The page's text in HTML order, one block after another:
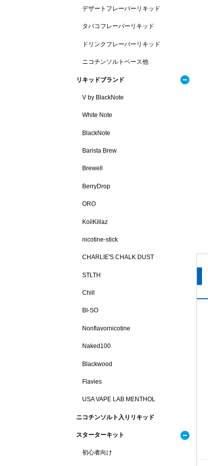
デザートフレーバーリキッド
タバコフレーバーリキッド
ドリンクフレーバーリキッド
ニコチンソルトベース他
リキッドブランド
V by BlackNote
White Note
BlackNote
Barista Brew
Brewell
BerryDrop
ORO
KoilKillaz
nicotine-stick
CHARLIE'S CHALK DUST
STLTH
Chill
BI-SO
Nonflavornicotine
Naked100
Blackwood
Flavies
USA VAPE LAB MENTHOL
ニコチンソルト入りリキッド
スターターキット
初心者向け